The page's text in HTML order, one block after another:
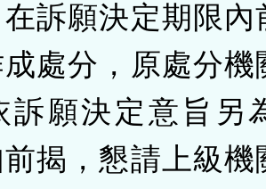
訴願決定期限內
處分，原處分機
訴願決定意旨另
揭，懇請上級機